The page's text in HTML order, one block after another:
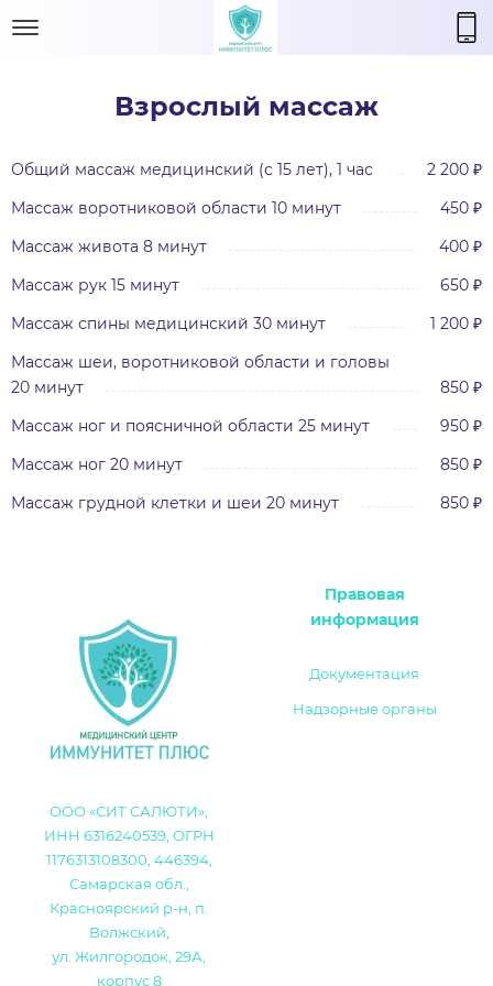
Взрослый массаж
Общий массаж медицинский (с 15 лет), 1 час
2 200 ₽
Массаж воротниковой области 10 минут
450 ₽
Массаж живота 8 минут
400 ₽
Массаж рук 15 минут
650 ₽
Массаж спины медицинский 30 минут
1 200 ₽
Массаж шеи, воротниковой области и головы
20 минут
850 ₽
Массаж ног и поясничной области 25 минут
950 ₽
Массаж ног 20 минут
850 ₽
Массаж грудной клетки и шеи 20 минут
850 ₽
ООО «СИТ САЛЮТИ»,
ИНН 6316240539, ОГРН
1176313108300, 446394,
Самарская обл.,
Красноярский р-н, п.
Волжский,
ул. Жилгородок, 29А,
корпус 8
Правовая
информация
Документация
Надзорные органы